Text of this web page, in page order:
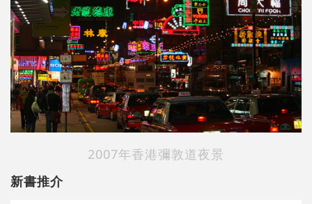
2007年香港彌敦道夜景
新書推介